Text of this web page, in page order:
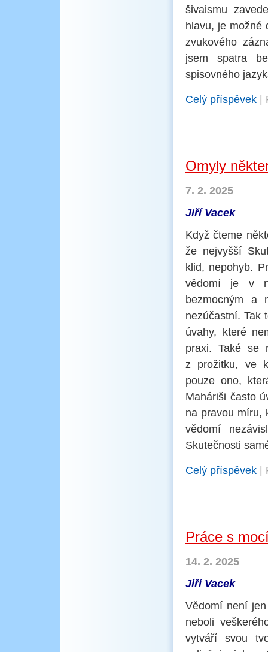
šivaismu
hlavu, je možné
zvukového
jsem spatra
spisovného
Celý příspěvek
Omyly
7. 2. 2025
Jiří Vacek
Když čteme
že nejvyšší
klid, nepohyb.
vědomí je v
bezmocným a
nezúčastní. Tak
úvahy, které
praxi. Také se
z prožitku, ve
pouze ono,
Maháriši často
na pravou míru,
vědomí
Skutečnosti
Celý příspěvek
Práce s
14. 2. 2025
Jiří Vacek
Vědomí není
neboli
vytváří svou